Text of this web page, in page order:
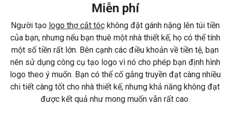
Miễn phí
Người tạo logo thợ cắt tóckhông đặt gánh nặng lên túi tiền
của bạn, nhưng nếu bạn thuê một nhà thiết kế, họ có thể tính
một số tiền rất lớn. Bên cạnh các điều khoản về tiền tệ, bạn
nên sử dụng công cụ tạo logo vì nó cho phép bạn định hình
logo theo ý muốn. Bạn có thể cố gắng truyền đạt càng nhiều
chi tiết càng tốt cho nhà thiết kế, nhưng khả năng không đạt
được kết quả như mong muốn vẫn rất cao.